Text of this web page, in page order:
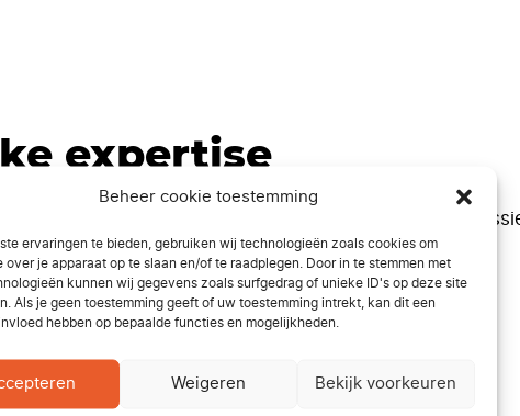
Beheer cookie toestemming
ervaringen te bieden, gebruiken wij technologieën zoals cookies om
over je apparaat op te slaan en/of te raadplegen. Door in te stemmen met
kunnen wij gegevens zoals surfgedrag of unieke ID's op deze site
Als je geen toestemming geeft of uw toestemming intrekt, kan dit een
hebben op bepaalde functies en mogelijkheden.
Weigeren Bekijk voorkeuren
expertise
tuinwerken of bent u verwikkeld in een
optreden als onafhankelijke deskundige.
expertiseverslag op, gebaseerd op: